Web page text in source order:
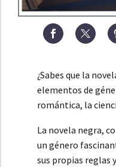
¿Sabes que la
elementos de
romántica, la
La novela negra,
un género
sus propias reglas